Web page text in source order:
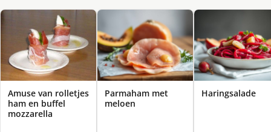
Amuse van rolletjes
ham en buffel
mozzarella
Parmaham met
meloen
Haringsalade